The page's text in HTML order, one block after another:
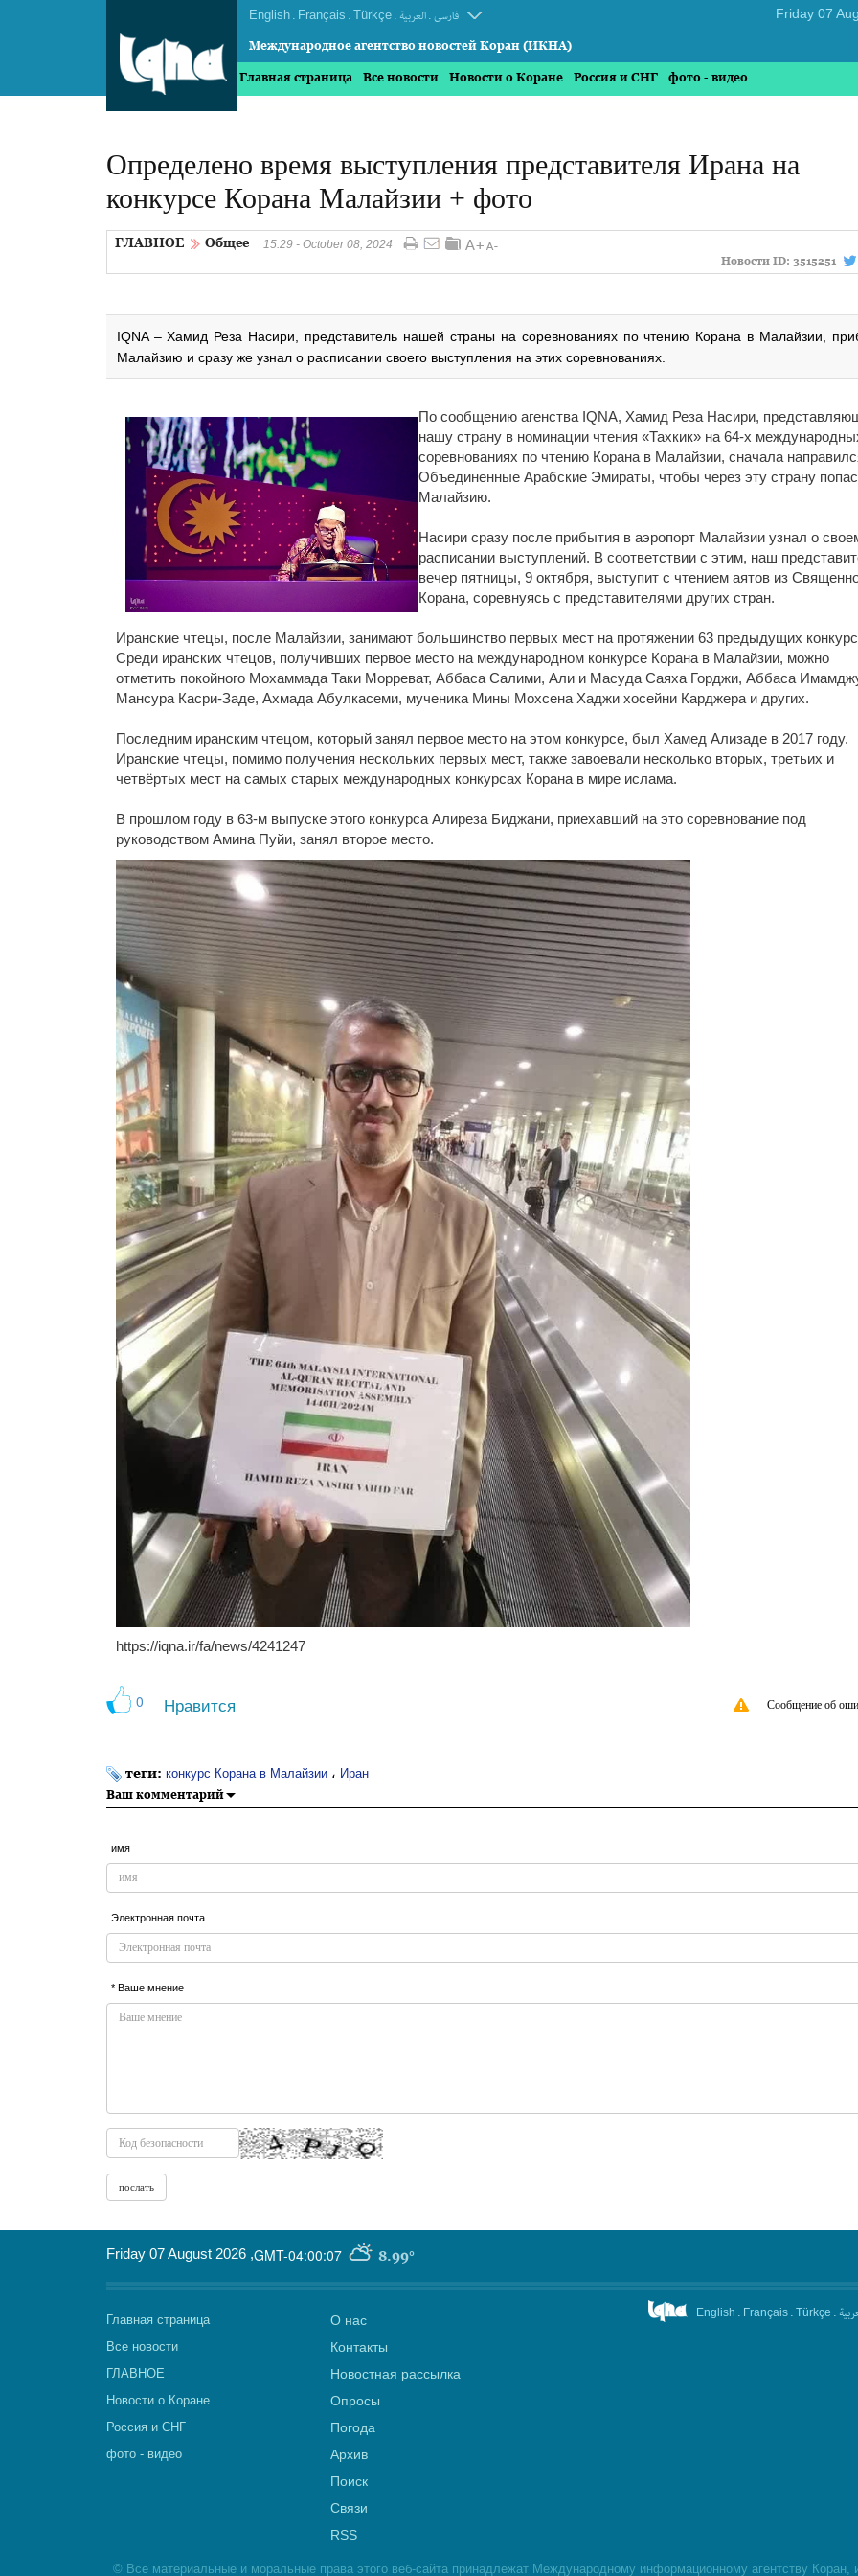
English . Français . Türkçe . العربیة . فارسی
Международное агентство новостей Коран (ИКНА)
Главная страница Все новости Новости о Коране Россия и СНГ фото - видео
Определено время выступления представителя Ирана на
конкурсе Корана Малайзии + фото
ГЛАВНОЕ Общее
15:29 - October 08, 2024
Новости ID: 3515251
IQNA – Хамид Реза Насири, представитель нашей страны на соревнованиях по чтению Корана в Малайзии,
Малайзию и сразу же узнал о расписании своего выступления на этих соревнованиях.
По сообщению агенства IQNA, Хамид Реза Насири,
нашу страну в номинации чтения «Тахкик» на 64-х
соревнованиях по чтению Корана в Малайзии, сначала
Объединенные Арабские Эмираты, чтобы через эту страну
Малайзию.
Насири сразу после прибытия в аэропорт Малайзии узнал о
расписании выступлений. В соответствии с этим, наш
вечер пятницы, 9 октября, выступит с чтением аятов из
Корана, соревнуясь с представителями других стран.
Иранские чтецы, после Малайзии, занимают большинство первых мест на протяжении 63 предыдущих
Среди иранских чтецов, получивших первое место на международном конкурсе Корана в Малайзии, можно
отметить покойного Мохаммада Таки Морреват, Аббаса Салими, Али и Масуда Саяха Горджи, Аббаса
Мансура Касри-Заде, Ахмада Абулкасеми, мученика Мины Мохсена Хаджи хосейни Карджера и других.
Последним иранским чтецом, который занял первое место на этом конкурсе, был Хамед Ализаде в 2017 году.
Иранские чтецы, помимо получения нескольких первых мест, также завоевали несколько вторых, третьих и
четвёртых мест на самых старых международных конкурсах Корана в мире ислама.
В прошлом году в 63-м выпуске этого конкурса Алиреза Биджани, приехавший на это соревнование под
руководством Амина Пуйи, занял второе место.
https://iqna.ir/fa/news/4241247
0 Нравится Сообщение об
теги: конкурс Корана в Малайзии ، Иран
Ваш комментарий
имя
Электронная почта
* Ваше мнение
GMT-04:00:07 8.99°
Friday 07 August 2026 ,
Главная страница
Все новости
ГЛАВНОЕ
Новости о Коране
Россия и СНГ
фото - видео
О нас
Контакты
Новостная рассылка
Опросы
Погода
Архив
Поиск
Связи
RSS
English . Français . Türkçe .
© Все материальные и моральные права этого веб-сайта принадлежат Международному информационному агентству Коран,